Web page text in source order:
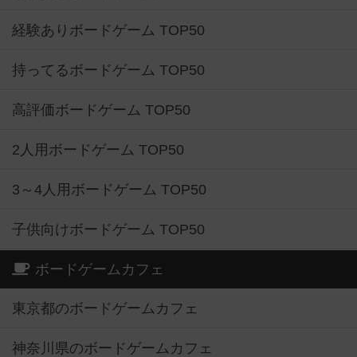
経験ありボードゲーム TOP50
持ってるボードゲーム TOP50
高評価ボードゲーム TOP50
2人用ボードゲーム TOP50
3～4人用ボードゲーム TOP50
子供向けボードゲーム TOP50
ボードゲームカフェ
東京都のボードゲームカフェ
神奈川県のボードゲームカフェ